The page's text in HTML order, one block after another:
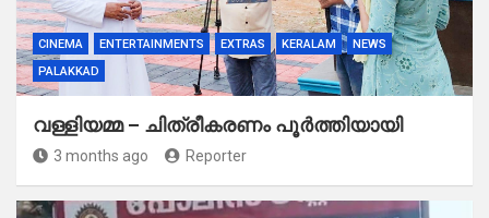
CINEMA ENTERTAINMENTS EXTRAS KERALAM
NEWS
PALAKKAD
വള്ളിയമ്മ – ചിത്രീകരണം പൂർത്തിയായി
3 months ago Reporter